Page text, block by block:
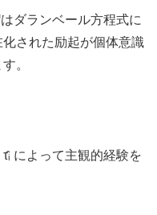
ダランベール方程式に
された励起が個体意識
。
によって主観的経験を